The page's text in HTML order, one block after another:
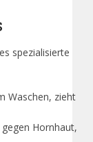
spezialisierte
Waschen, zieht
Hornhaut,